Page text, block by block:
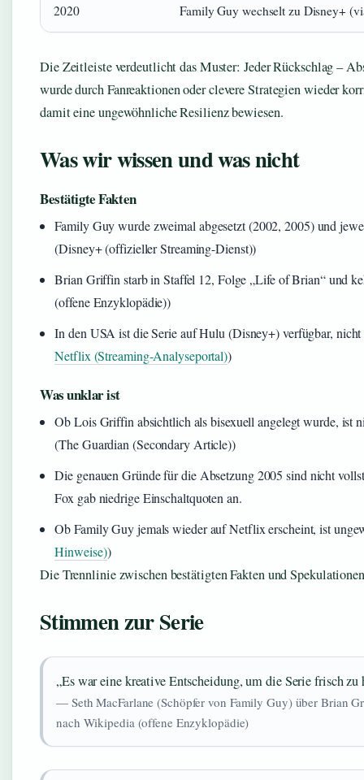
2020 Family Guy wechselt zu Disney+
Die Zeitleiste verdeutlicht das Muster: Jeder Rückschlag –
wurde durch Fanreaktionen oder clevere Strategien wieder
damit eine ungewöhnliche Resilienz bewiesen.
Was wir wissen und was nicht
Bestätigte Fakten
Family Guy wurde zweimal abgesetzt (2002, 2005) und
(Disney+ (offizieller Streaming-Dienst))
Brian Griffin starb in Staffel 12, Folge „Life of Brian“ und
(offene Enzyklopädie))
In den USA ist die Serie auf Hulu (Disney+) verfügbar,
Netflix (Streaming-Analyseportal))
Was unklar ist
Ob Lois Griffin absichtlich als bisexuell angelegt wurde, ist
(The Guardian (Secondary Article))
Die genauen Gründe für die Absetzung 2005 sind nicht
Fox gab niedrige Einschaltquoten an.
Ob Family Guy jemals wieder auf Netflix erscheint, ist
Hinweise))
Die Trennlinie zwischen bestätigten Fakten und
Stimmen zur Serie
„Es war eine kreative Entscheidung, um die Serie frisch zu
— Seth MacFarlane (Schöpfer von Family Guy) über Brian
nach Wikipedia (offene Enzyklopädie)